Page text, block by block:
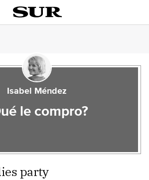
Isabel Méndez
le compro?
party